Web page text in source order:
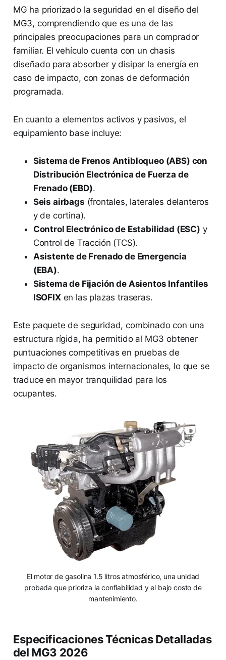
MG ha priorizado la seguridad en el diseño del
MG3, comprendiendo que es una de las
principales preocupaciones para un comprador
familiar. El vehículo cuenta con un chasis
diseñado para absorber y disipar la energía en
caso de impacto, con zonas de deformación
programada.
En cuanto a elementos activos y pasivos, el
equipamiento base incluye:
Sistema de Frenos Antibloqueo (ABS) con
Distribución Electrónica de Fuerza de
Frenado (EBD).
Seis airbags (frontales, laterales delanteros
y de cortina).
Control Electrónico de Estabilidad (ESC) y
Control de Tracción (TCS).
Asistente de Frenado de Emergencia
(EBA).
Sistema de Fijación de Asientos Infantiles
ISOFIXen las plazas traseras.
Este paquete de seguridad, combinado con una
estructura rígida, ha permitido al MG3 obtener
puntuaciones competitivas en pruebas de
impacto de organismos internacionales, lo que se
traduce en mayor tranquilidad para los
ocupantes.
El motor de gasolina 1.5 litros atmosférico, una unidad
probada que prioriza la confiabilidad y el bajo costo de
mantenimiento.
Especificaciones Técnicas Detalladas
del MG3 2026